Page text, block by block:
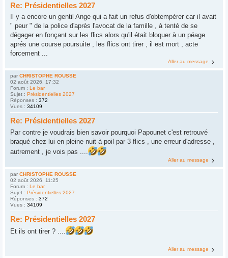
Re: Présidentielles 2027
Il y a encore un gentil Ange qui a fait un refus d'obtempérer car il avait
" peur " de la police d'après l'avocat de la famille , à tenté de se
dégager en fonçant sur les flics alors qu'il était bloquer à un péage
aprés une course poursuite , les flics ont tirer , il est mort , acte
forcement ...
Aller au message
par CHRISTOPHE ROUSSE
02 août 2026, 17:32
Forum : Le bar
Sujet : Présidentielles 2027
Réponses : 372
Vues : 34109
Re: Présidentielles 2027
Par contre je voudrais bien savoir pourquoi Papounet c'est retrouvé
braqué chez lui en pleine nuit à poil par 3 flics , une erreur d'adresse ,
autrement , je vois pas ....
Aller au message
par CHRISTOPHE ROUSSE
02 août 2026, 11:25
Forum : Le bar
Sujet : Présidentielles 2027
Réponses : 372
Vues : 34109
Re: Présidentielles 2027
Et ils ont tirer ? ....
Aller au message